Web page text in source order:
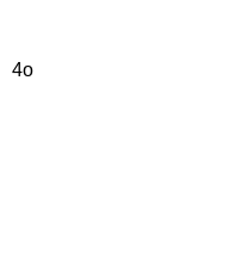
4o